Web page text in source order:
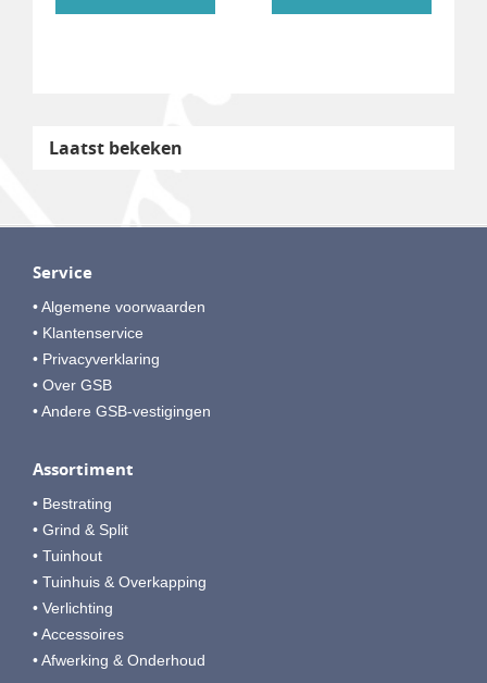
Laatst bekeken
Service
• Algemene voorwaarden
• Klantenservice
• Privacyverklaring
• Over GSB
• Andere GSB-vestigingen
Assortiment
• Bestrating
• Grind & Split
• Tuinhout
• Tuinhuis & Overkapping
• Verlichting
• Accessoires
• Afwerking & Onderhoud